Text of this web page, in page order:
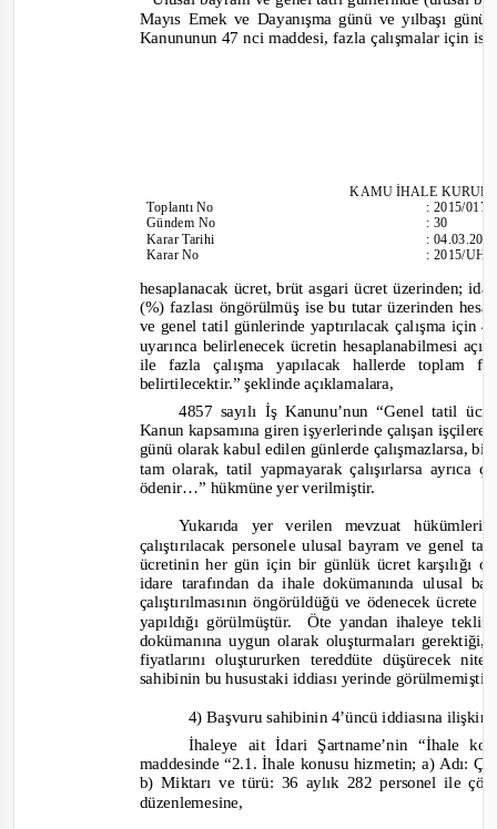
Mayıs Emek ve Dayanışma günü ve yılbaşı
Kanununun 47 nci maddesi, fazla çalışmalar için
KAMU İHALE
ToplantıNo
Gündem No
Karar Tarihi
Karar No
:2015/017
:30
:
:2015/
hesaplanacak ücret, brüt asgari ücret üzerinden;
(%) fazlası öngörülmüş ise bu tutar üzerinden
ve genel tatil günlerinde yaptırılacak çalışma için
uyarınca belirlenecek ücretin hesaplanabilmesi
ile fazla çalışma yapılacak hallerde toplam
belirtilecektir.”şeklinde açıklamalara,
4857 sayılı İş Kanunu’nun “Genel tatil
Kanun kapsamına giren işyerlerinde çalışan
günü olarak kabul edilen günlerde çalışmazlarsa,
tam olarak, tatil yapmayarak çalışırlarsa
ödenir…” hükmüne yer verilmiştir.
Yukarıda yer verilen mevzuat
çalıştırılacak personele ulusal bayram ve genel
ücretinin her gün için bir günlük ücret karşılığı
idare tarafından da ihale dokümanında ulusal
çalıştırılmasının öngörüldüğü ve ödenecek
yapıldığı görülmüştür.
Öte yandan ihaleye
dokümanına uygun olarak oluşturmaları
fiyatlarını oluştururken tereddüte düşürecek
sahibinin bu husustaki iddiası yerinde
4) Başvuru sahibinin 4’üncü iddiasına
İhaleye ait İdari Şartname’nin “İhale
maddesinde“2.1. İhale konusu hizmetin; a) Adı:
b) Miktarı ve türü: 36 aylık 282 personel ile
düzenlemesine,